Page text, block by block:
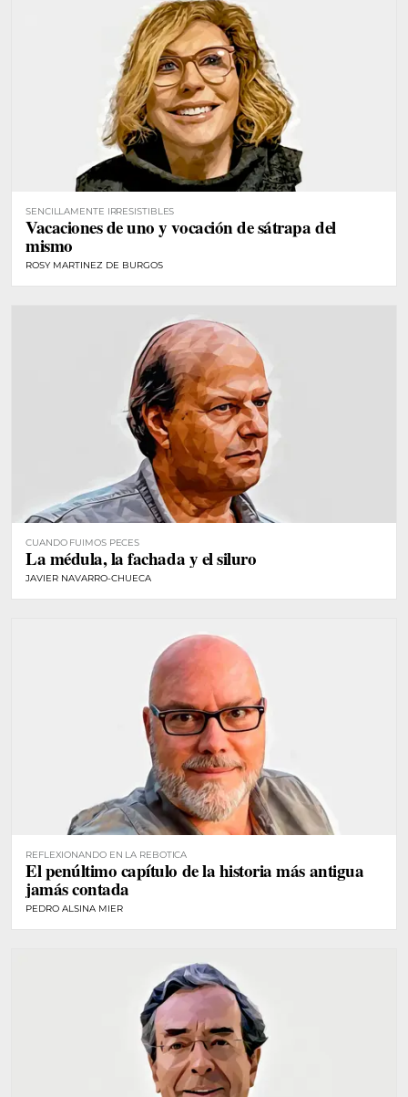
SENCILLAMENTE IRRESISTIBLES
Vacaciones de uno y vocación de sátrapa del
mismo
ROSY MARTINEZ DE BURGOS
CUANDO FUIMOS PECES
La médula, la fachada y el siluro
JAVIER NAVARRO-CHUECA
REFLEXIONANDO EN LA REBOTICA
El penúltimo capítulo de la historia más antigua
jamás contada
PEDRO ALSINA MIER